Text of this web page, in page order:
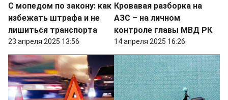
С мопедом по закону: как
избежать штрафа и не
лишиться транспорта
23 апреля 2025 13:56
Кровавая разборка на
АЗС – на личном
контроле главы МВД РК
14 апреля 2025 16:26